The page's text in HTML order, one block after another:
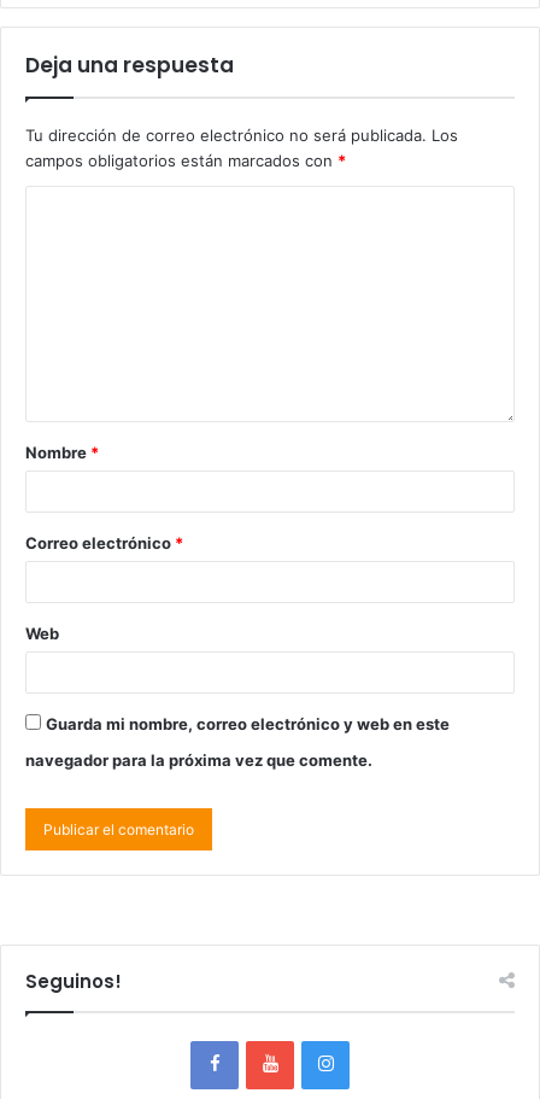
Deja una respuesta
Tu dirección de correo electrónico no será publicada. Los
campos obligatorios están marcados con *
Nombre *
Correo electrónico *
Web
Guarda mi nombre, correo electrónico y web en este
navegador para la próxima vez que comente.
Seguinos!